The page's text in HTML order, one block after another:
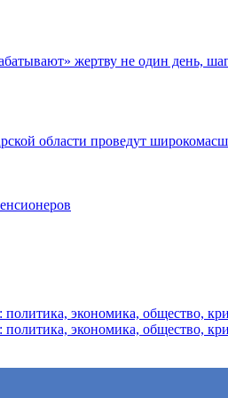
жертву не один день,
области проведут